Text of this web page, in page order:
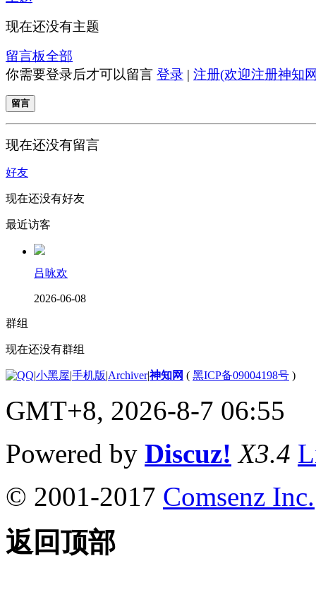
现在还没有主题
留言板全部
你需要登录后才可以留言 登录 | 注册(欢迎注册神知
留言
现在还没有留言
好友
现在还没有好友
最近访客
吕咏欢
2026-06-08
群组
现在还没有群组
|小黑屋|手机版|Archiver|神知网 ( 黑ICP备09004198号 )
GMT+8, 2026-8-7 06:55
Powered by Discuz! X3.4
© 2001-2017 Comsenz Inc.
返回顶部